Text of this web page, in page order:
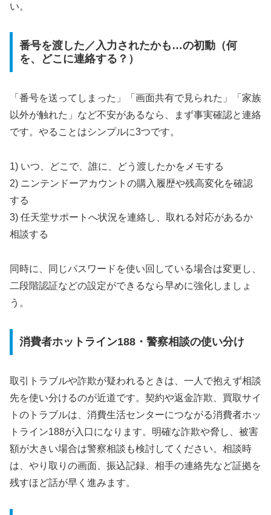
い。
番号を渡した／入力されたかも…の初動（何
を、どこに連絡する？）
「番号を送ってしまった」「画面共有で見られた」「家族
以外が触れた」など不安があるなら、まず事実確認と連絡
です。やることはシンプルに3つです。
1) いつ、どこで、誰に、どう渡したかをメモする
2) ニンテンドーアカウントの購入履歴や残高変化を確認
する
3) 任天堂サポートへ状況を連絡し、取れる対応があるか
相談する
同時に、同じパスワードを使い回している場合は変更し、
二段階認証などの設定ができるなら早めに強化しましょ
う。
消費者ホットライン188・警察相談の使い分け
取引トラブルや詐欺が疑われるときは、一人で抱えず相談
先を使い分けるのが近道です。契約や返金詐欺、買取サイ
トのトラブルは、消費生活センターにつながる消費者ホッ
トライン188が入口になります。明確な詐欺や脅し、被害
額が大きい場合は警察相談も検討してください。相談時
は、やり取りの画面、振込記録、相手の連絡先など証拠を
残すほど話が早く進みます。